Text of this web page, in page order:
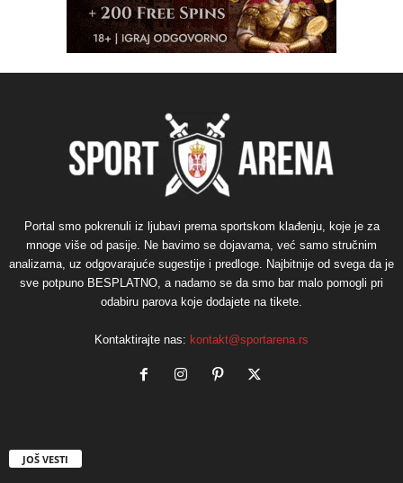
Portal smo pokrenuli iz ljubavi prema sportskom klađenju, koje je za
mnoge više od pasije. Ne bavimo se dojavama, već samo stručnim
analizama, uz odgovarajuće sugestije i predloge. Najbitnije od svega da je
sve potpuno BESPLATNO, a nadamo se da smo bar malo pomogli pri
odabiru parova koje dodajete na tikete.
Kontaktirajte nas: kontakt@sportarena.rs
JOŠ VESTI